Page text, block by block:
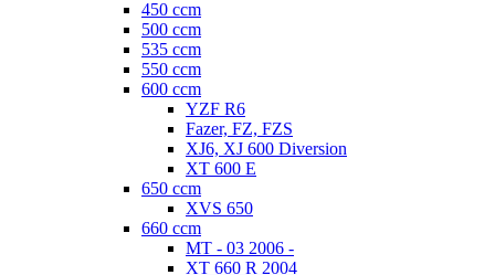
450 ccm
500 ccm
535 ccm
550 ccm
600 ccm
YZF R6
Fazer, FZ, FZS
XJ6, XJ 600 Diversion
XT 600 E
650 ccm
XVS 650
660 ccm
MT - 03 2006 -
XT 660 R 2004